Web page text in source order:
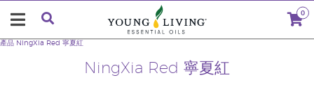
0
NingXia Red 寧夏紅
產品 NingXia Red 寧夏紅